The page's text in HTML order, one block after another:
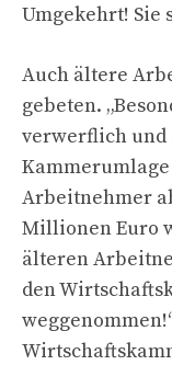
Umgekehrt! Sie
Auch ältere
gebeten.
verwerflich und
Arbeitnehmer
Millionen Euro
älteren
den